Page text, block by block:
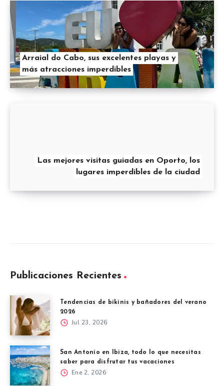
Arraial do Cabo, sus excelentes playas y
más atracciones imperdibles
Las mejores visitas guiadas en Oporto, los
lugares imperdibles de la ciudad
Publicaciones Recientes
Tendencias de bikinis y bañadores del verano
2026
Jul 23, 2026
San Antonio en Ibiza, todo lo que necesitas
saber para disfrutar tus vacaciones
Ene 2, 2026